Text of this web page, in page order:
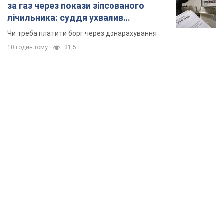
за газ через покази зіпсованого
лічильника: суддя ухвалив
неочікуване рішення
Чи треба платити борг через донарахування
10 годин тому 31,5 т.